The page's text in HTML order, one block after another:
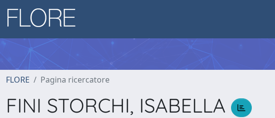
FLORE Pagina ricercatore
FINI STORCHI, ISABELLA